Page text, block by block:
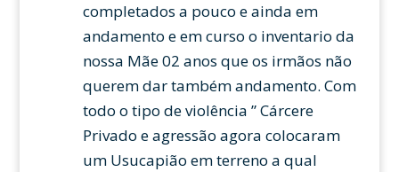
completados a pouco e ainda em
andamento e em curso o inventario da
nossa Mãe 02 anos que os irmãos não
querem dar também andamento. Com
todo o tipo de violência ” Cárcere
Privado e agressão agora colocaram
um Usucapião em terreno a qual